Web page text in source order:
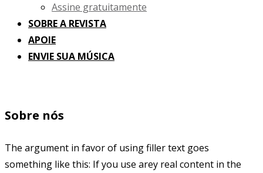
Assine gratuitamente
SOBRE A REVISTA
APOIE
ENVIE SUA MÚSICA
Sobre nós
The argument in favor of using filler text goes
something like this: If you use arey real content in the